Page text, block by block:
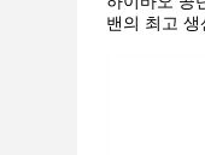
밴의 최고 생